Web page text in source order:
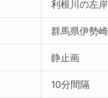
利根川の左岸
群馬県伊勢
静止画
10分間隔